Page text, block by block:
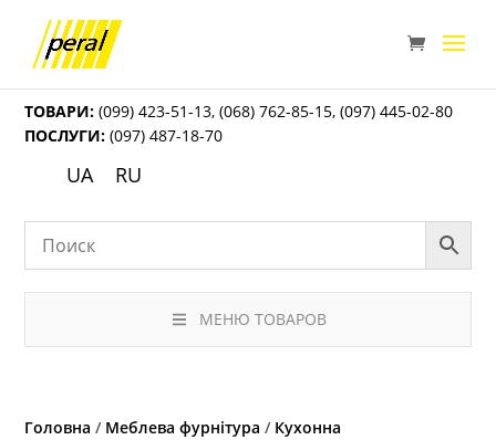
ТОВАРИ: (099) 423-51-13,(068) 762-85-15,(097) 445-02-80
ПОСЛУГИ: (097) 487-18-70
UA RU
МЕНЮ ТОВАРОВ
Головна / Меблева фурнітура / Кухонна